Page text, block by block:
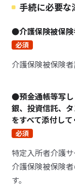
手続に必要な
●介護保険被保険
必須
介護保険被保険者
●預金通帳等写し
銀、投資信託、
をすべて添付して
必須
特定入所者介護
介護保険被保険
す。